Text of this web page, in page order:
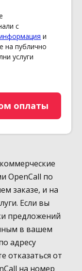
с
и
на публично
услуги
оплаты
OpenCall по
заказе, и на
Если вы
предложений
в вашем
адресу
отказаться от
на номер